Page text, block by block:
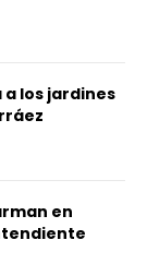
los jardines
en